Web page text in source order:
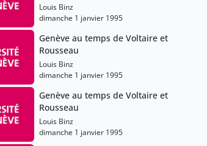
Louis Binz
dimanche 1 janvier 1995
Genève au temps de Voltaire et
Rousseau
Louis Binz
dimanche 1 janvier 1995
Genève au temps de Voltaire et
Rousseau
Louis Binz
dimanche 1 janvier 1995